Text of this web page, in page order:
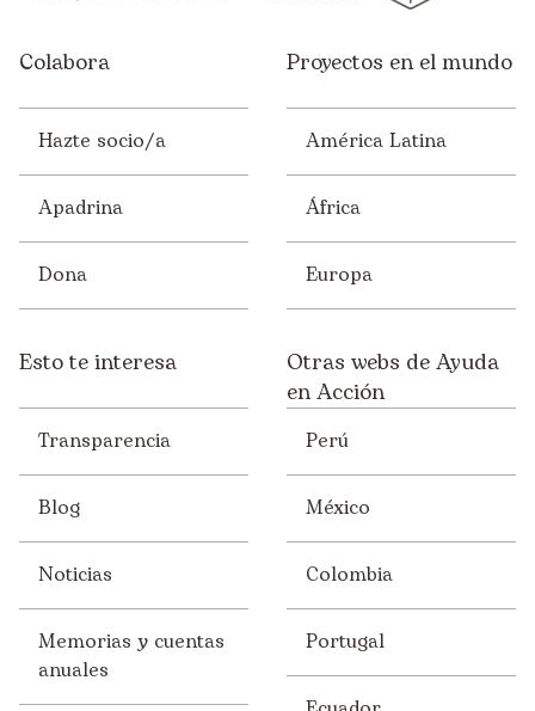
Colabora
Hazte socio/a
Apadrina
Dona
Proyectos en el mundo
América Latina
África
Europa
Esto te interesa
Transparencia
Blog
Noticias
Memorias y cuentas
anuales
Otras webs de Ayuda
en Acción
Perú
México
Colombia
Portugal